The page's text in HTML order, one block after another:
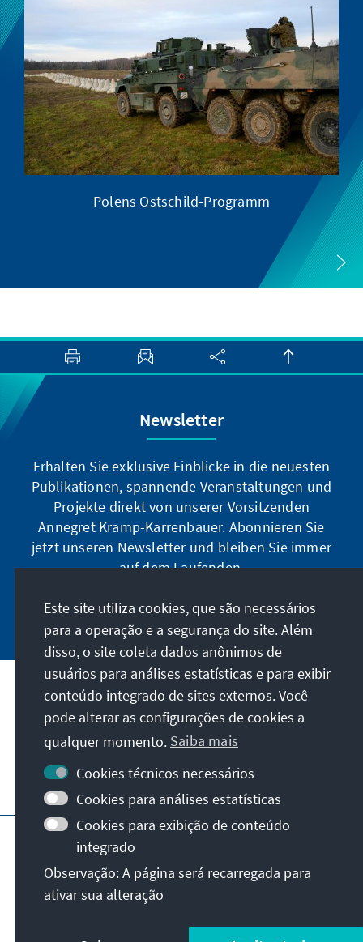
Polens Ostschild-Programm
Newsletter
Erhalten Sie exklusive Einblicke in die neuesten
Publikationen, spannende Veranstaltungen und
Projekte direkt von unserer Vorsitzenden
Annegret Kramp-Karrenbauer. Abonnieren Sie
jetzt unseren Newsletter und bleiben Sie immer
auf dem Laufenden.
Jetzt abonnieren
Nossa missão
Contato
Mais ofertas da fundação
Impressão Privacidade
Termos de uso
Erklärung zur Barrierefreiheit
Mapa do site
© Konrad-Adenauer-Stiftung e.V. 2026
Este site utiliza cookies, que são necessários
para a operação e a segurança do site. Além
disso, o site coleta dados anônimos de
usuários para análises estatísticas e para exibir
conteúdo integrado de sites externos. Você
pode alterar as configurações de cookies a
qualquer momento. Saiba mais
Cookies técnicos necessários
Cookies para análises estatísticas
Cookies para exibição de conteúdo
integrado
Observação: A página será recarregada para
ativar sua alteração